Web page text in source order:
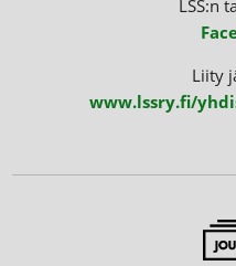
LSS:n
Liity
www.lssry.fi/